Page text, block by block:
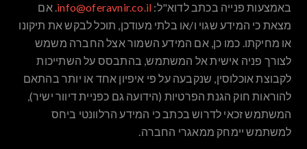
באמצעות פנייה בכתב לדוא"ל: info@oferavnir.co.il. אם
מצאת כי המידע שגוי ו/או בלתי מעודכן, תוכל לבקש את תיקונו
או מחיקתו. כמו כן, אם המידע השמור אצל החברה משמש
לצורך פניה אישית אל המשתמש, בהתבסס על השתייכות
לקבוצת אוכלוסין, שנקבעה על פי איפיון אחד או יותר בהתאם
להוראות חוק הגנת הפרטיות (הידועה גם כפניית דיוור ישיר),
המשתמש זכאי לדרוש בכתב כי המידע הרלוונטי ביחס
למשתמש יימחק ממאגרי החברה.